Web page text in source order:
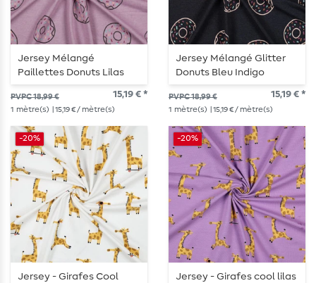
Jersey Mélangé
Paillettes Donuts Lilas
Clair
PVPC 18,99 € 15,19 € *
1 mètre(s) | 15,19 € / mètre(s)
Jersey Mélangé Glitter
Donuts Bleu Indigo
PVPC 18,99 € 15,19 € *
1 mètre(s) | 15,19 € / mètre(s)
-20%
Jersey - Girafes Cool
-20%
Jersey - Girafes cool lilas